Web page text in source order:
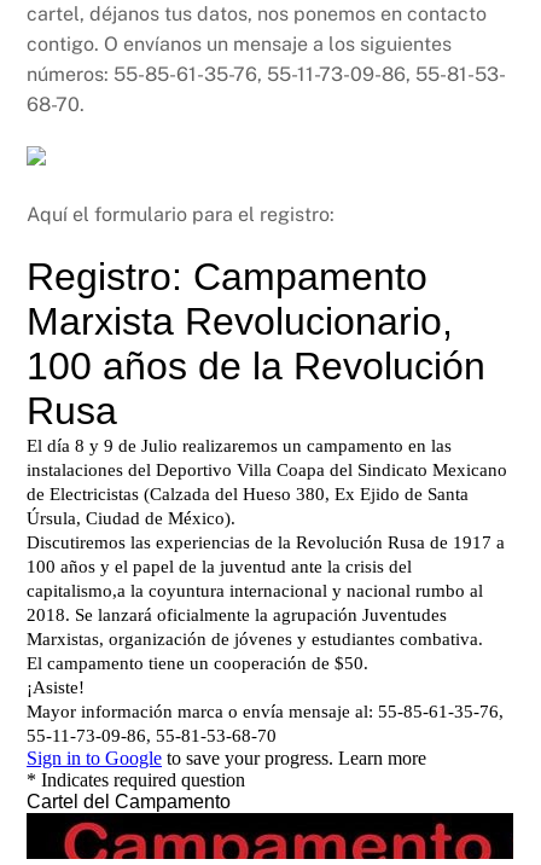
cartel, déjanos tus datos, nos ponemos en contacto
contigo. O envíanos un mensaje a los siguientes
números: 55-85-61-35-76, 55-11-73-09-86, 55-81-53-
68-70.
Aquí el formulario para el registro: